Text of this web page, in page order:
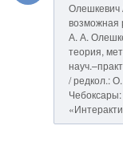
Олешкевич
возможная
А. А.
теория,
/ редкол.:
Чебоксары: